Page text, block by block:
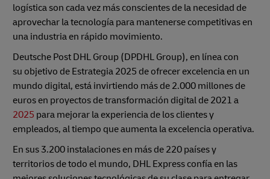
logística son cada vez más conscientes de la necesidad de
aprovechar la tecnología para mantenerse competitivas en
una industria en rápido movimiento.
Deutsche Post DHL Group (DPDHL Group), en línea con
su objetivo de Estrategia 2025 de ofrecer excelencia en un
mundo digital, está invirtiendo más de 2.000 millones de
euros en proyectos de transformación digital de 2021 a
2025 para mejorar la experiencia de los clientes y
empleados, al tiempo que aumenta la excelencia operativa.
En sus 3.200 instalaciones en más de 220 países y
territorios de todo el mundo, DHL Express confía en las